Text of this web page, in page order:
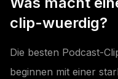
clip-wuerdig?
Die besten Podcast-
beginnen mit einer